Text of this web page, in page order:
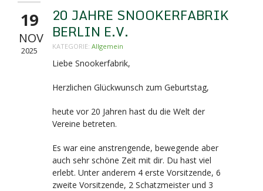
19
NOV
2025
20 JAHRE SNOOKERFABRIK
BERLIN E.V.
KATEGORIE: Allgemein
Liebe Snookerfabrik,
Herzlichen Glückwunsch zum Geburtstag,
heute vor 20 Jahren hast du die Welt der
Vereine betreten.
Es war eine anstrengende, bewegende aber
auch sehr schöne Zeit mit dir. Du hast viel
erlebt. Unter anderem 4 erste Vorsitzende, 6
zweite Vorsitzende, 2 Schatzmeister und 3